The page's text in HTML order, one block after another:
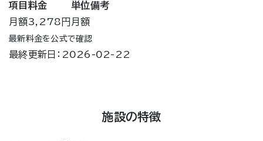
項目 料金 単位備考
月額3,278円 月額
最新料金を公式で確認
最終更新日：2026-02-22
施設の特徴